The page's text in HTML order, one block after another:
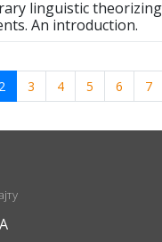
linguistic
An introduction.
2 3 4 5 6 7